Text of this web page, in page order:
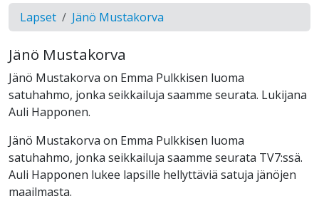
Lapset Jänö Mustakorva
Jänö Mustakorva
Jänö Mustakorva on Emma Pulkkisen luoma
satuhahmo, jonka seikkailuja saamme seurata. Lukijana
Auli Happonen.
Jänö Mustakorva on Emma Pulkkisen luoma
satuhahmo, jonka seikkailuja saamme seurata TV7:ssä.
Auli Happonen lukee lapsille hellyttäviä satuja jänöjen
maailmasta.